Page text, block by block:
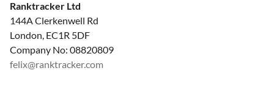
Ranktracker Ltd
144A Clerkenwell Rd
London, EC1R 5DF
Company No: 08820809
felix@ranktracker.com